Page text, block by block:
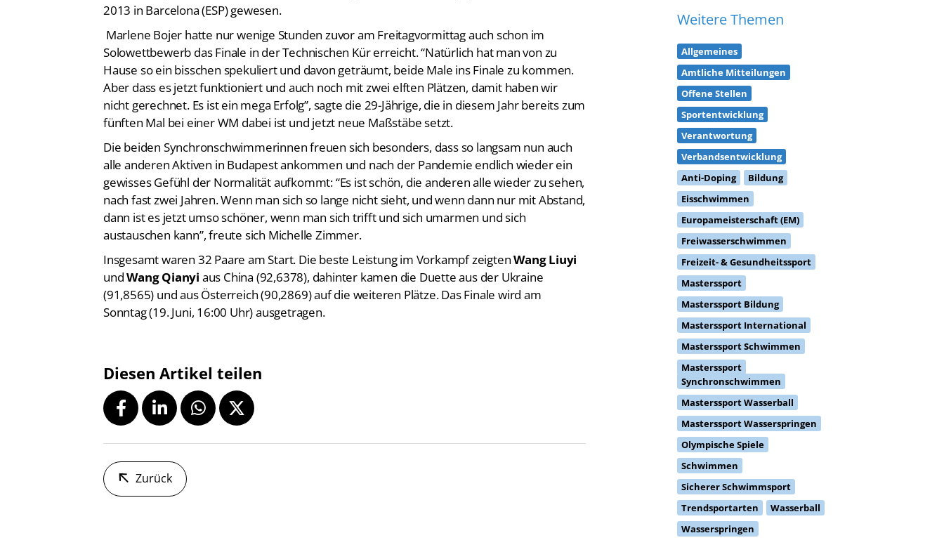
Marlene Bojer hatte nur wenige Stunden zuvor am Freitagvormittag auch schon im
Solowettbewerb das Finale in der Technischen Kür erreicht. “Natürlich hat man von zu
Hause so ein bisschen spekuliert und davon geträumt, beide Male ins Finale zu kommen.
Aber dass es jetzt funktioniert und auch noch mit zwei elften Plätzen, damit haben wir
nicht gerechnet. Es ist ein mega Erfolg”, sagte die 29-Jährige, die in diesem Jahr bereits zum
fünften Mal bei einer WM dabei ist und jetzt neue Maßstäbe setzt.
Die beiden Synchronschwimmerinnen freuen sich besonders, dass so langsam nun auch
alle anderen Aktiven in Budapest ankommen und nach der Pandemie endlich wieder ein
gewisses Gefühl der Normalität aufkommt: “Es ist schön, die anderen alle wieder zu sehen,
nach fast zwei Jahren. Wenn man sich so lange nicht sieht, und wenn dann nur mit Abstand,
dann ist es jetzt umso schöner, wenn man sich trifft und sich umarmen und sich
austauschen kann”, freute sich Michelle Zimmer.
Insgesamt waren 32 Paare am Start. Die beste Leistung im Vorkampf zeigten
undWang Qianyiaus China (92,6378), dahinter kamen die Duette aus der Ukraine
(91,8565) und aus Österreich (90,2869) auf die weiteren Plätze. Das Finale wird am
Sonntag (19. Juni, 16:00 Uhr) ausgetragen.
Zurück
Amtliche Mitteilungen
Offene Stellen
Sportentwicklung
Verantwortung
Verbandsentwicklung
Anti-Doping
Bildung
Eisschwimmen
Europameisterschaft (EM)
Freiwasserschwimmen
Freizeit- & Gesundheitssport
Masterssport
Masterssport Bildung
Masterssport International
Masterssport Schwimmen
Masterssport
Synchronschwimmen
Masterssport Wasserball
Masterssport Wasserspringen
Olympische Spiele
Schwimmen
Sicherer Schwimmsport
Trendsportarten
Wasserball
Wasserspringen